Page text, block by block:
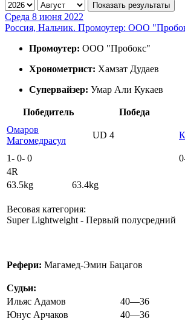
Показать результаты
Среда 8 июня 2022
Россия, Нальчик. Промоутер: ООО
Промоутер: ООО "Пробокс"
Хронометрист: Хамзат Дудаев
Супервайзер: Умар Али Кукаев
Победитель Победа
Омаров
Магомедрасул
UD 4
1- 0- 0 0
4R
63.5kg 63.4kg
Весовая категория:
Super Lightweight - Первый полусредний
Рефери: Магамед-Эмин Бацагов
Судьи:
Ильяс Адамов
40—36
Юнус Арчаков
40—36